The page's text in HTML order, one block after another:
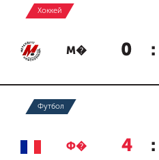
Хоккей
М� 0 :
Футбол
Ф� 4 :